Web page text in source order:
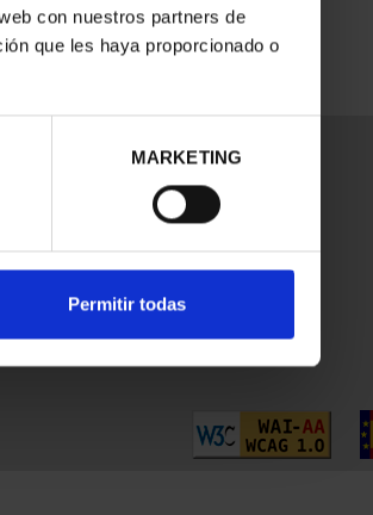
con nuestros partners de
que les haya proporcionado o
MARKETING
Permitir todas